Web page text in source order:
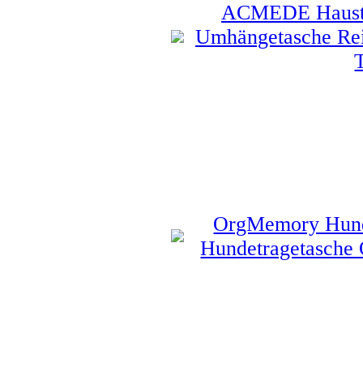
ACMEDE
Umhängetasche
OrgMemory